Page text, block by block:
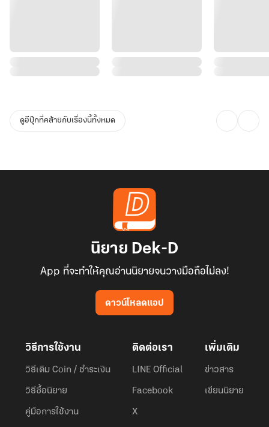
ดูอีบุ๊กที่คล้ายกับเรื่องนี้ทั้งหมด
นิยาย Dek-D
App ที่จะทำให้คุณอ่านนิยายจนวางมือถือไม่ลง!
ดาวน์โหลดแอป
วิธีการใช้งาน
วิธีเติม Coin / ชำระเงิน
วิธีซื้อนิยาย
คู่มือการใช้งาน
ติดต่อเรา
LINE Official
Facebook
X
เพิ่มเติม
ข่าวสาร
เขียนนิยาย